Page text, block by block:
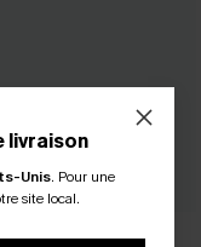
col V dos ouvert
livraison
Unis. Pour une
site local.